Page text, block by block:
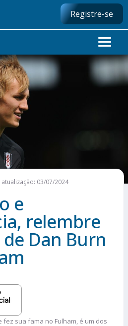
Registre-se
atualização: 03/07/2024
e
relembre
Dan Burn
fez sua fama no Fulham, é um dos